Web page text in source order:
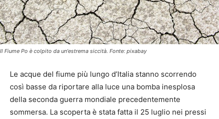
Il Fiume Po è colpito da un'estrema siccità. Fonte: pixabay
Le acque del fiume più lungo d’Italia stanno scorrendo
così basse da riportare alla luce una bomba inesplosa
della seconda guerra mondiale precedentemente
sommersa. La scoperta è stata fatta il 25 luglio nei pressi